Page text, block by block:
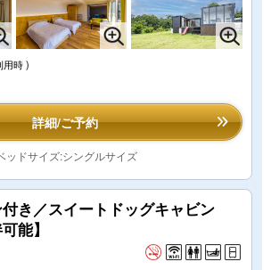
用時 )
詳細/ご予約
ッドサイズ:シングルサイズ
付き／スイートドッグキャビン
能】